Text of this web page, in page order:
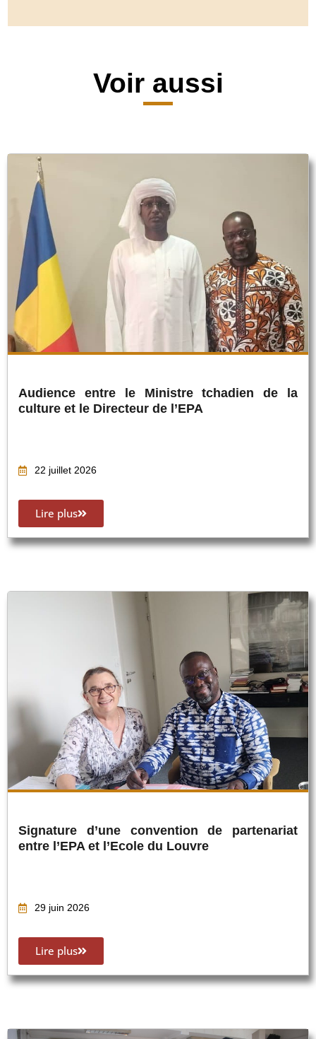
Voir aussi
Audience entre le Ministre tchadien de la
culture et le Directeur de l’EPA
22 juillet 2026
Lire plus
Signature d’une convention de partenariat
entre l’EPA et l’Ecole du Louvre
29 juin 2026
Lire plus